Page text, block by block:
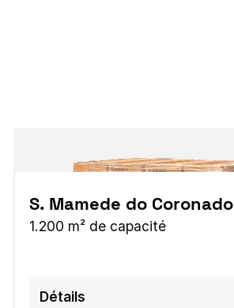
S. Mamede do Coronado
1.200 m² de capacité
Détails